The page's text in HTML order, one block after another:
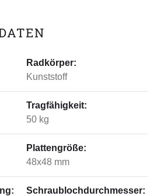
Radkörper:
Kunststoff
Tragfähigkeit:
50 kg
Plattengröße:
48x48 mm
Schraublochdurchmesser: